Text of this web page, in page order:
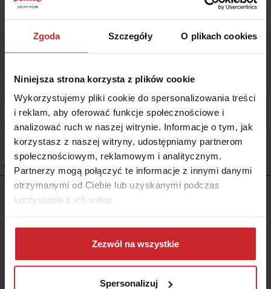
Zgoda Szczegóły O plikach cookies
Niniejsza strona korzysta z plików cookie
Wykorzystujemy pliki cookie do spersonalizowania treści
i reklam, aby oferować funkcje społecznościowe i
analizować ruch w naszej witrynie. Informacje o tym, jak
korzystasz z naszej witryny, udostępniamy partnerom
społecznościowym, reklamowym i analitycznym.
Partnerzy mogą połączyć te informacje z innymi danymi
otrzymanymi od Ciebie lub uzyskanymi podczas
korzystania z ich usług.
Dowiedz się więcej na temat tego, kim jesteśmy, jak
można się z nami skontaktować i w jaki sposób
przetwarzamy dane osobowe w ramachPolityki
Zezwól na wszystkie
Spersonalizuj
0 KOMENTARZE
stanowiąc wyraz osobistych poglądów ich autora/ów oraz nie nie
powinny stanowić podstawy przy podejmowaniu decyzji
biznesowych, inwestycyjnych, lub podatkowych, za które to decyzje
właściciel strony internetowej ani autorzy nie ponoszą jakiejkolwiek